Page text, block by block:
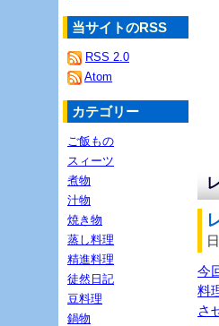
日
今
料
さ
当サイトのRSS
RSS 2.0
Atom
カテゴリー
ご飯もの
スィーツ
煮物
汁物
焼き物
蒸し料理
精進料理
徒然日記
豆料理
鍋物